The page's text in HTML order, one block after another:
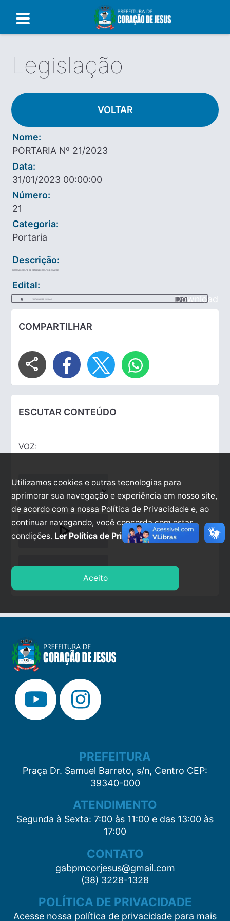
Legislação
VOLTAR
Nome:
PORTARIA Nº 21/2023
Data:
31/01/2023 00:00:00
Número:
21
Categoria:
Portaria
Descrição:
NOMEIA GERENTE DE ESTABELECIMENTO DE SAÚDE
Edital:
PORTARIA_21_DE_2023.pdf Download
COMPARTILHAR
share
ESCUTAR CONTEÚDO
VOZ:
play_arrow
stop
PREFEITURA
Praça Dr. Samuel Barreto, s/n, Centro CEP:
39340-000
ATENDIMENTO
Segunda à Sexta: 7:00 às 11:00 e das 13:00 às
17:00
CONTATO
gabpmcorjesus@gmail.com
(38) 3228-1328
POLÍTICA DE PRIVACIDADE
Acesse nossa política de privacidade para mais
Utilizamos cookies e outras tecnologias para
aprimorar sua navegação e experiência em nosso site,
de acordo com a nossa Política de Privacidade e, ao
continuar navegando, você concorda com estas
condições. Ler Política de Privacidade.
Aceito